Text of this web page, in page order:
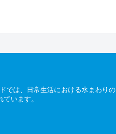
では、日常生活における水まわり
います。